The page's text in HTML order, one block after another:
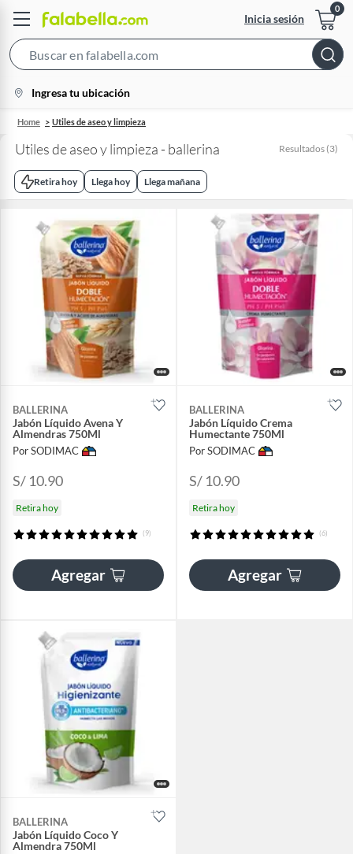
Inicia sesión
Bar
location-
icon
Ingresa tu ubicación
Home Utiles de aseo y limpieza
Utiles de aseo y limpieza - ballerina Resultados (3)
Retira hoy Llega hoy Llega mañana
BALLERINA
Jabón Líquido Avena Y
Almendras 750Ml
Por SODIMAC
S/ 10.90
Retira hoy
(9)
Agregar
BALLERINA
Jabón Líquido Crema
Humectante 750Ml
Por SODIMAC
S/ 10.90
Retira hoy
(6)
Agregar
BALLERINA
Jabón Líquido Coco Y
Almendra 750Ml